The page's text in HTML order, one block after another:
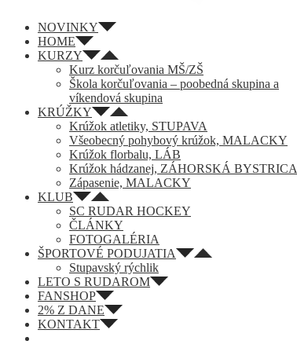
NOVINKY
HOME
KURZY
Kurz korčuľovania MŠ/ZŠ
Škola korčuľovania – poobedná skupina a
víkendová skupina
KRÚŽKY
Krúžok atletiky, STUPAVA
Všeobecný pohybový krúžok, MALACKY
Krúžok florbalu, LÁB
Krúžok hádzanej, ZÁHORSKÁ BYSTRICA
Zápasenie, MALACKY
KLUB
SC RUDAR HOCKEY
ČLÁNKY
FOTOGALÉRIA
ŠPORTOVÉ PODUJATIA
Stupavský rýchlik
LETO S RUDAROM
FANSHOP
2% Z DANE
KONTAKT